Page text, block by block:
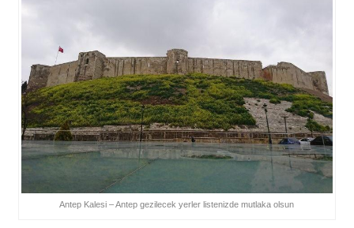
Antep Kalesi – Antep gezilecek yerler listenizde mutlaka olsun